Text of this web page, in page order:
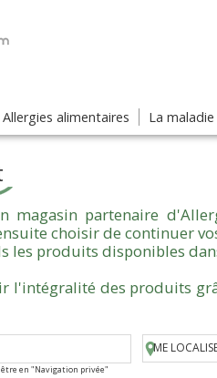
Allergies alimentaires La
magasin partenaire
choisir de continuer
les produits disponibles
l'intégralité des produits
en "Navigation privée"
ME